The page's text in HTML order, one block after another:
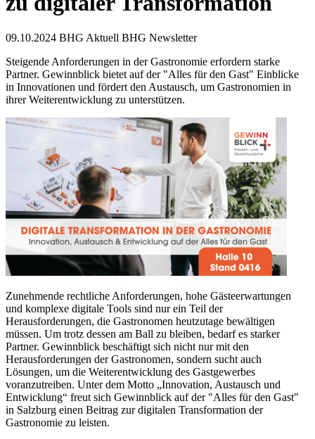
09.10.2024 BHG Aktuell BHG Newsletter
Steigende Anforderungen in der Gastronomie erfordern starke
Partner. Gewinnblick bietet auf der "Alles für den Gast" Einblicke
in Innovationen und fördert den Austausch, um Gastronomien in
ihrer Weiterentwicklung zu unterstützen.
Zunehmende rechtliche Anforderungen, hohe Gästeerwartungen
und komplexe digitale Tools sind nur ein Teil der
Herausforderungen, die Gastronomen heutzutage bewältigen
müssen. Um trotz dessen am Ball zu bleiben, bedarf es starker
Partner. Gewinnblick beschäftigt sich nicht nur mit den
Herausforderungen der Gastronomen, sondern sucht auch
Lösungen, um die Weiterentwicklung des Gastgewerbes
voranzutreiben. Unter dem Motto „Innovation, Austausch und
Entwicklung“ freut sich Gewinnblick auf der "Alles für den Gast"
in Salzburg einen Beitrag zur digitalen Transformation der
Gastronomie zu leisten.